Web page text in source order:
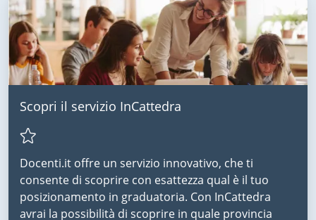
Scopri il servizio InCattedra
Docenti.it offre un servizio innovativo, che ti
consente di scoprire con esattezza qual è il tuo
posizionamento in graduatoria. Con InCattedra
avrai la possibilità di scoprire in quale provincia